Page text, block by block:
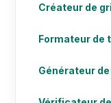
Créateur de
Formateur de
Générateur